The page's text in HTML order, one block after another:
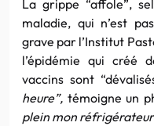
La grippe “affole”,
maladie, qui n’est
grave par l’Institut
l’épidémie qui créé
vaccins sont
heure”, témoigne un
plein mon réfrigérateur